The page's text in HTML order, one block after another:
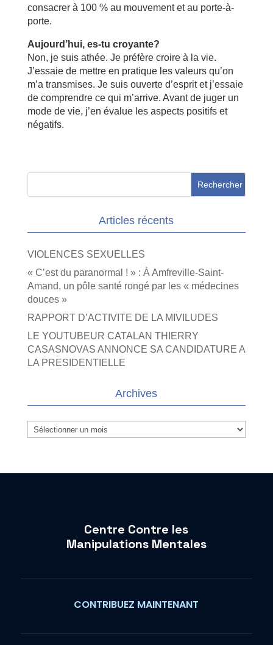
consacrer à 100 % au mouvement et au porte-à-
porte.
Aujourd’hui, es-tu croyante?
Non, je suis athée. Je préfère croire à la vie.
J’essaie de mettre en pratique les valeurs qu’on
m’a transmises. Je suis ouverte d’esprit et j’essaie
de comprendre ce qui m’arrive. Avant de juger un
mode de vie, j’en évalue les aspects positifs et
négatifs.
Articles récents
VIOLENCES SEXUELLES
« C’est du paranormal ! » : À Amfreville-Saint-
Amand, un pôle santé rongé par les « médecines
douces »
RAPPORT D’ACTIVITE DE LA MIVILUDES
LE YOUTUBEUR CATALAN THIERRY
CASASNOVAS ANNONCE SA CANDIDATURE A
LA PRESIDENTIELLE
Archives
Archives
Centre Contre les
Manipulations Mentales
CONTRIBUEZ MAINTENANT